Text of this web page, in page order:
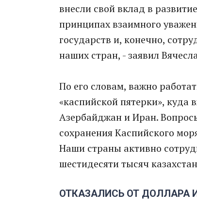
внесли свой вклад в
принципах взаимного
государств и, конечно,
наших стран, - заявил
По его словам, важно
«каспийской пятерки», куда
Азербайджан и Иран.
сохранения Каспийского
Наши страны активно
шестидесяти тысяч
ОТКАЗАЛИСЬ ОТ ДОЛЛАРА